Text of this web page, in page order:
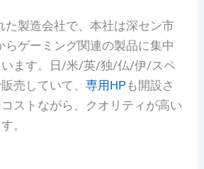
た製造会社で、本社は深セン市
らゲーミング関連の製品に集中
ます。日/米/英/独/仏/伊/スペ
売していて、専用HP も開設さ
ストながら、クオリティが高い
。